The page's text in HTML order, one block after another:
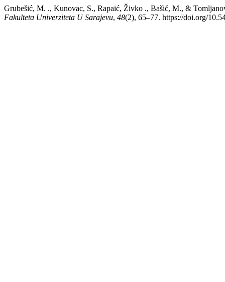
Grubešić, M. ., Kunovac, S., Rapaić, Živko ., Bašić, M., &
Fakulteta Univerziteta U Sarajevu, 48(2), 65–77. https://doi.org/